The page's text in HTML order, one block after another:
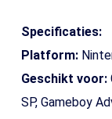
Specificaties:
Platform:
Geschikt voor:
SP, Gameboy